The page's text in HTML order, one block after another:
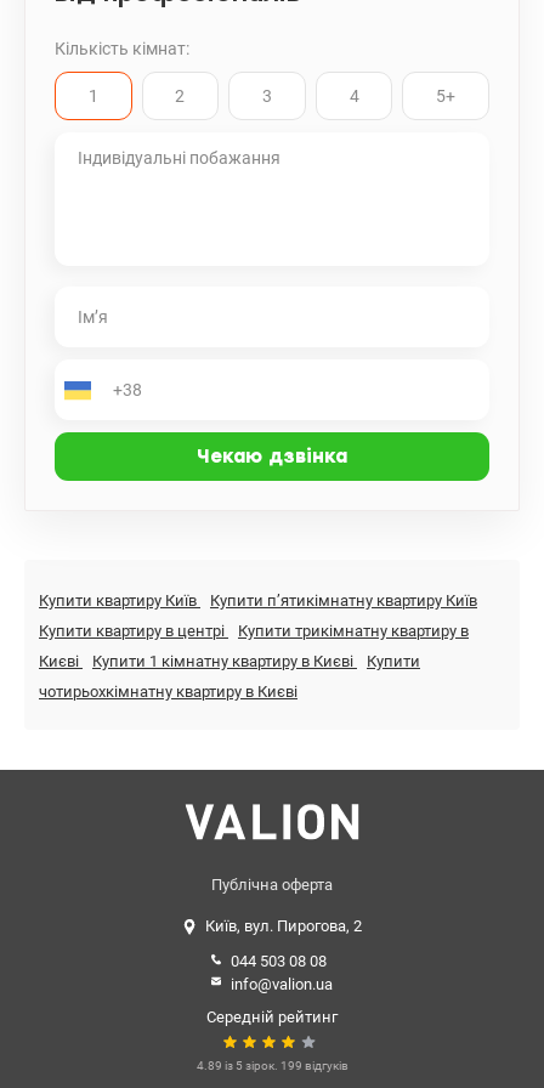
Кількість кімнат:
1 2 3 4 5+
Купити квартиру Київ
Купити пʼятикімнатну квартиру Київ
Купити квартиру в центрі
Купити трикімнатну квартиру в
Києві
Купити 1 кімнатну квартиру в Києві
Купити
чотирьохкімнатну квартиру в Києві
Публічна оферта
Київ, вул. Пирогова, 2
044 503 08 08
info@valion.ua
Середній рейтинг
4.89 із 5 зірок. 199 відгуків